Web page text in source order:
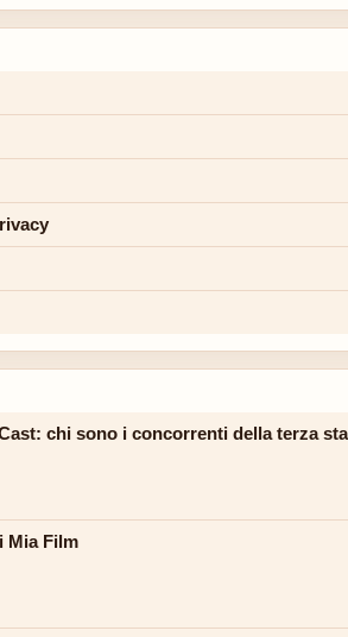
chi sono i concorrenti della terza
Mia Film